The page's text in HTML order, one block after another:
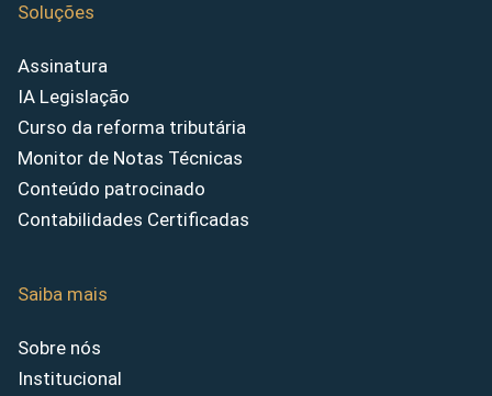
Soluções
Assinatura
IA Legislação
Curso da reforma tributária
Monitor de Notas Técnicas
Conteúdo patrocinado
Contabilidades Certificadas
Saiba mais
Sobre nós
Institucional